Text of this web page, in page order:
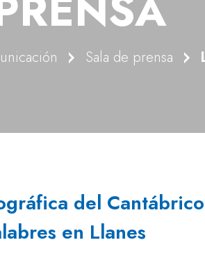
Sala de prensa
del
en Llanes